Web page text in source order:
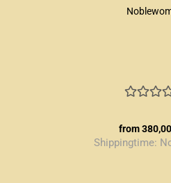
from
Shippingtime: